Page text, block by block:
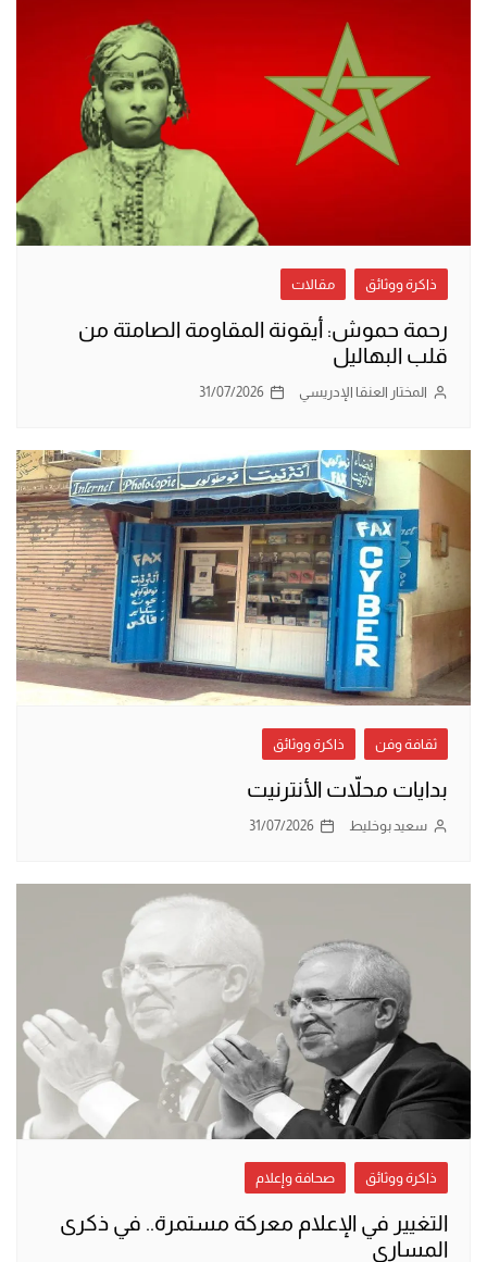
ذاكرة ووثائق مقالات
رحمة حموش: أيقونة المقاومة الصامتة من
قلب البهاليل
المختار العنقا الإدريسي 31/07/2026
ثقافة وفن ذاكرة ووثائق
بدايات محلاّت الأنترنيت
سعيد بوخليط 31/07/2026
ذاكرة ووثائق صحافة وإعلام
التغيير في الإعلام معركة مستمرة.. في ذكرى
المساري